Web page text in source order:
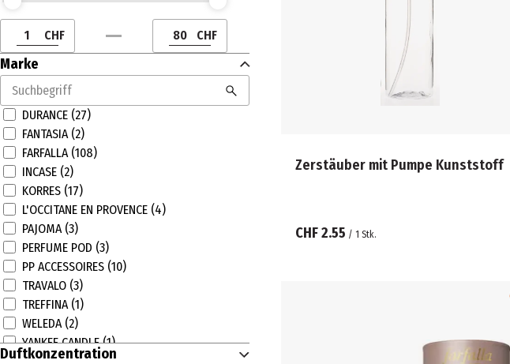
Preis (CHF) ab
Preis (CHF) bis
Preis (CHF) ab
CHF
Preis (CHF) bis
CHF
Marke
DURANCE (27)
FANTASIA (2)
FARFALLA (108)
INCASE (2)
KORRES (17)
L'OCCITANE EN PROVENCE (4)
PAJOMA (3)
PERFUME POD (3)
PP ACCESSOIRES (10)
TRAVALO (3)
TREFFINA (1)
WELEDA (2)
YANKEE CANDLE (1)
Duftkonzentration
Zerstäuber mit Pumpe Kunststoff
CHF 2.55 / 1 Stk.